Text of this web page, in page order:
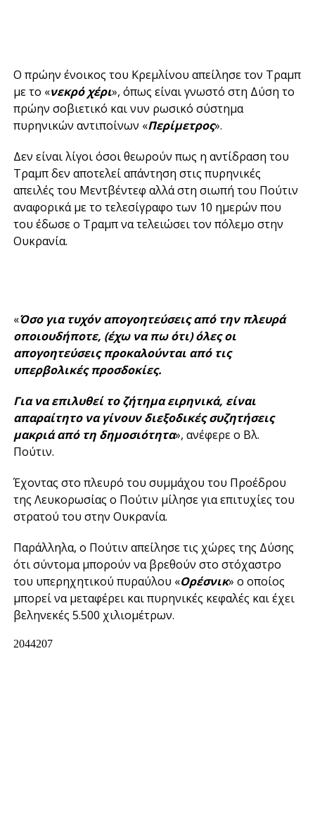
Ο πρώην ένοικος του Κρεμλίνου απείλησε τον Τραμπ
με το «νεκρό χέρι», όπως είναι γνωστό στη Δύση το
πρώην σοβιετικό και νυν ρωσικό σύστημα
πυρηνικών αντιποίνων «Περίμετρος».
Δεν είναι λίγοι όσοι θεωρούν πως η αντίδραση του
Τραμπ δεν αποτελεί απάντηση στις πυρηνικές
απειλές του Μεντβέντεφ αλλά στη σιωπή του Πούτιν
αναφορικά με το τελεσίγραφο των 10 ημερών που
του έδωσε ο Τραμπ να τελειώσει τον πόλεμο στην
Ουκρανία.
«Όσο για τυχόν απογοητεύσεις από την πλευρά
οποιουδήποτε, (έχω να πω ότι) όλες οι
απογοητεύσεις προκαλούνται από τις
υπερβολικές προσδοκίες.
Για να επιλυθεί το ζήτημα ειρηνικά, είναι
απαραίτητο να γίνουν διεξοδικές συζητήσεις
μακριά από τη δημοσιότητα», ανέφερε ο Βλ.
Πούτιν.
Έχοντας στο πλευρό του συμμάχου του Προέδρου
της Λευκορωσίας ο Πούτιν μίλησε για επιτυχίες του
στρατού του στην Ουκρανία.
Παράλληλα, ο Πούτιν απείλησε τις χώρες της Δύσης
ότι σύντομα μπορούν να βρεθούν στο στόχαστρο
του υπερηχητικού πυραύλου «Ορέσνικ» ο οποίος
μπορεί να μεταφέρει και πυρηνικές κεφαλές και έχει
βεληνεκές 5.500 χιλιομέτρων.